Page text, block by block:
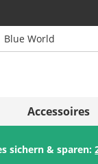
(Italiano)
(Deutsch)
Blue World
Accessoires
sichern & sparen: